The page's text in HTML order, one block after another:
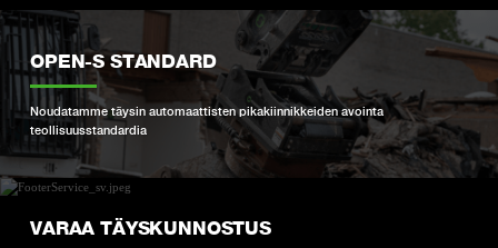
OPEN-S STANDARD
Noudatamme täysin automaattisten pikakiinnikkeiden avointa
teollisuusstandardia
VARAA TÄYSKUNNOSTUS